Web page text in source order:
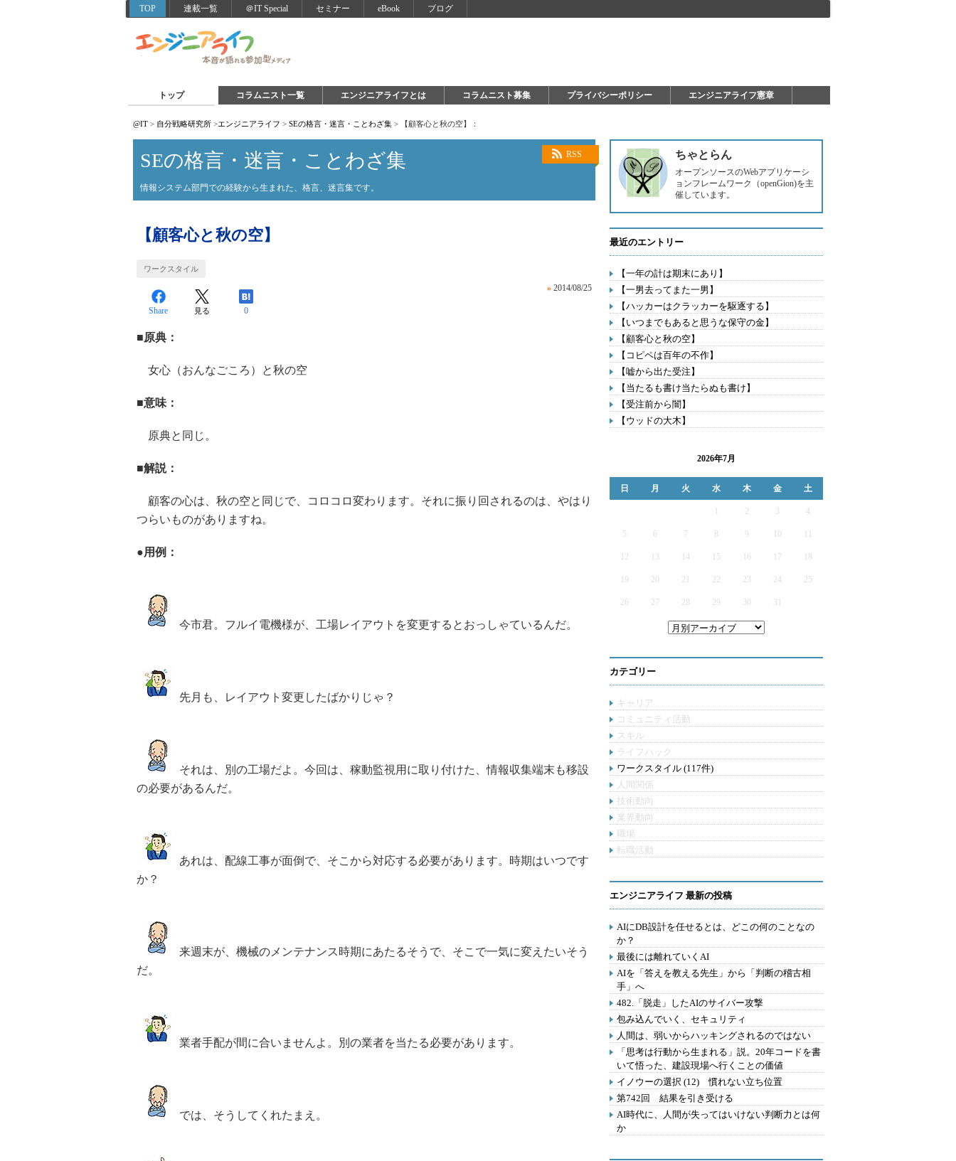
TOP 連載一覧 ＠IT Special セミナー eBook ブログ
トップ コラムニスト一覧 エンジニアライフとは コラムニスト募集 プライバシーポリシー エンジニアライフ憲章
@IT > 自分戦略研究所 >エンジニアライフ > SEの格言・迷言・ことわざ集 > 【顧客心と秋の空】：
RSS
SEの格言・迷言・ことわざ集
情報システム部門での経験から生まれた、格言、迷言集です。
【顧客心と秋の空】
ワークスタイル
» 2014/08/25
Share 見る 0
■原典：
女心（おんなごころ）と秋の空
■意味：
原典と同じ。
■解説：
顧客の心は、秋の空と同じで、コロコロ変わります。それに振り回されるのは、やはり
つらいものがありますね。
●用例：
今市君。フルイ電機様が、工場レイアウトを変更するとおっしゃているんだ。
先月も、レイアウト変更したばかりじゃ？
それは、別の工場だよ。今回は、稼動監視用に取り付けた、情報収集端末も移設
の必要があるんだ。
あれは、配線工事が面倒で、そこから対応する必要があります。時期はいつです
か？
来週末が、機械のメンテナンス時期にあたるそうで、そこで一気に変えたいそう
だ。
業者手配が間に合いませんよ。別の業者を当たる必要があります。
では、そうしてくれたまえ。
ちゃとらん
オープンソースのWebアプリケーシ
ョンフレームワーク（openGion)を主
催しています。
最近のエントリー
【一年の計は期末にあり】
【一男去ってまた一男】
【ハッカーはクラッカーを駆逐する】
【いつまでもあると思うな保守の金】
【顧客心と秋の空】
【コピペは百年の不作】
【嘘から出た受注】
【当たるも書け当たらぬも書け】
【受注前から闇】
【ウッドの大木】
2026年7月
日 月 火 水 木 金 土
2 3 4
5 6 7 9
12 13 14 15 16 17
19 20 21 22 23 24 25
26 27 28 29 30 31
カテゴリー
キャリア
コミュニティ活動
スキル
ライフハック
ワークスタイル (117件)
人間関係
技術動向
業界動向
職場
転職活動
エンジニアライフ 最新の投稿
AIにDB設計を任せるとは、どこの何のことなの
か？
最後には離れていくAI
AIを「答えを教える先生」から「判断の稽古相
手」へ
482.「脱走」したAIのサイバー攻撃
包み込んでいく、セキュリティ
人間は、弱いからハッキングされるのではない
「思考は行動から生まれる」説。20年コードを書
いて悟った、建設現場へ行くことの価値
イノウーの選択 (12) 慣れない立ち位置
第742回 結果を引き受ける
AI時代に、人間が失ってはいけない判断力とは何
か